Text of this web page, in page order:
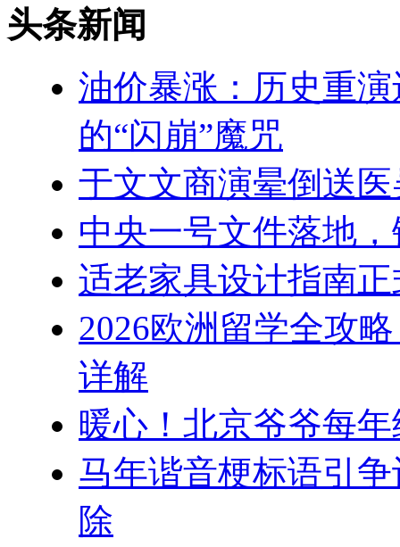
头条新闻
油价暴涨：历史重
的“闪崩”魔咒
于文文商演晕倒送
中央一号文件落地
适老家具设计指南
2026欧洲留学全攻
详解
暖心！北京爷爷每
马年谐音梗标语引
除